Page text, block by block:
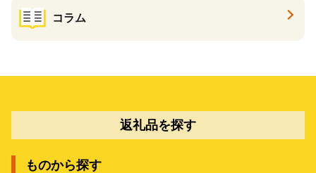
コラム
返礼品を探す
ものから探す